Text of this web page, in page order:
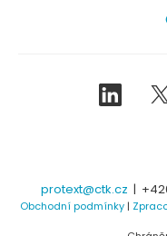
protext@ctk.cz |
Obchodní podmínky|